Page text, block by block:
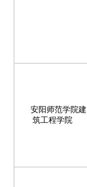
安阳师范学院建
筑工程学院